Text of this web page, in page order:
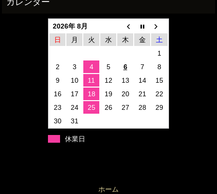
2026年 8月
日
月 火 水 木 金
土
1
2
3 4 5 6 7
8
9
10 11 12 13 14
15
16
17 18 19 20 21
22
23
24 25 26 27 28
29
30
31
休業日
ホーム